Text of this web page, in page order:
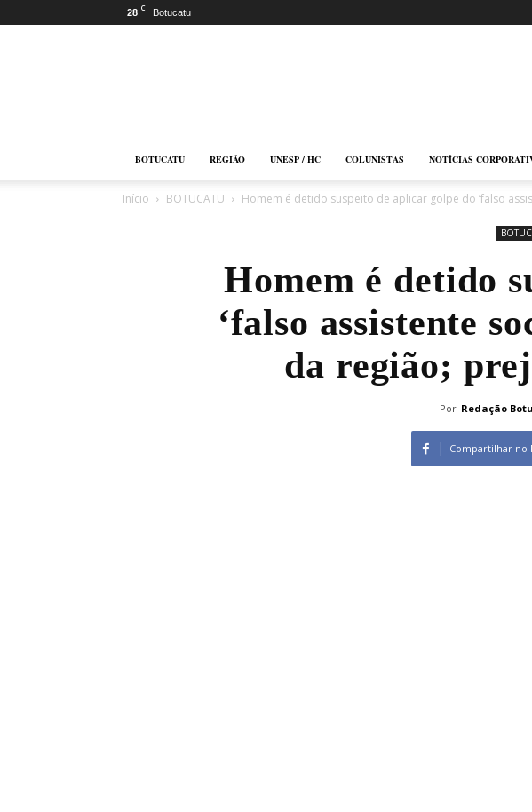
28 C Botucatu
BOTUCATU REGIÃO UNESP / HC COLUNISTAS NOTÍCIAS
Início BOTUCATU Homem é detido suspeito de aplicar golpe do ‘falso
Homem é detido
‘falso assistente
da região;
Por Redação
Compartilhar no